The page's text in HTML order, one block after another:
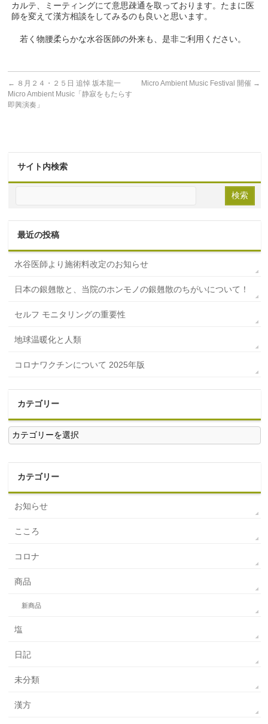
カルテ、ミーティングにて意思疎通を取っております。たまに医
師を変えて漢方相談をしてみるのも良いと思います。
若く物腰柔らかな水谷医師の外来も、是非ご利用ください。
← ８月２４・２５日 追悼 坂本龍一
Micro Ambient Music「静寂をもたらす
即興演奏」
Micro Ambient Music Festival 開催 →
サイト内検索
最近の投稿
水谷医師より施術料改定のお知らせ
日本の銀翹散と、当院のホンモノの銀翹散のちがいについて！
セルフ モニタリングの重要性
地球温暖化と人類
コロナワクチンについて 2025年版
カテゴリー
カ
テ
ゴ
カテゴリー
お知らせ
こころ
コロナ
商品
新商品
塩
日記
未分類
漢方